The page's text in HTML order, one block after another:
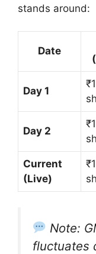
stands around:
Date
Day 1
Day 2
Current
(Live)
Note:
fluctuates